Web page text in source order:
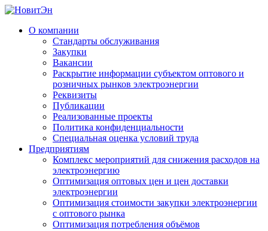
О компании
Стандарты обслуживания
Закупки
Вакансии
Раскрытие информации субъектом оптового и
розничных рынков электроэнергии
Реквизиты
Публикации
Реализованные проекты
Политика конфиденциальности
Специальная оценка условий труда
Предприятиям
Комплекс мероприятий для снижения расходов на
электроэнергию
Оптимизация оптовых цен и цен доставки
электроэнергии
Оптимизация стоимости закупки электроэнергии
с оптового рынка
Оптимизация потребления объёмов